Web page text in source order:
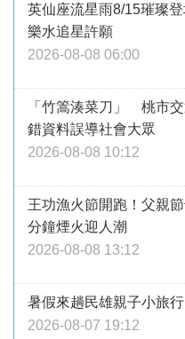
英仙座流星雨8/15璀璨
樂水追星許願
2026-08-08 06:00
「竹篙湊菜刀」 桃市
錯資料誤導社會大眾
2026-08-08 10:12
王功漁火節開跑！父親
分鐘煙火迎人潮
2026-08-08 13:12
暑假來趟民雄親子小旅
2026-08-07 19:12